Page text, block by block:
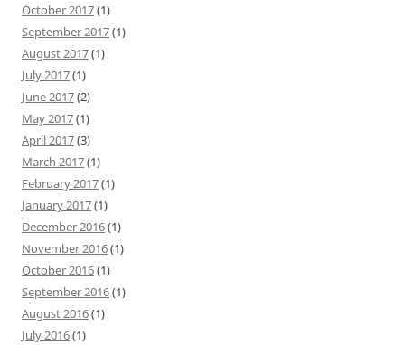
October 2017(1)
September 2017(1)
August 2017(1)
July 2017(1)
June 2017(2)
May 2017(1)
April 2017(3)
March 2017(1)
February 2017(1)
January 2017(1)
December 2016(1)
November 2016(1)
October 2016(1)
September 2016(1)
August 2016(1)
July 2016(1)